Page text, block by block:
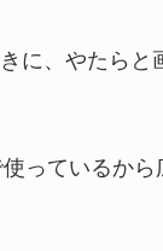
に、やたらと
っているか